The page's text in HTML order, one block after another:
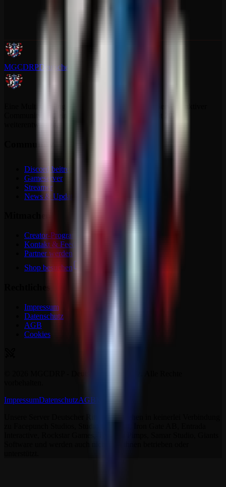
MGCDRPDeutscher Ritter Platz
Community
Discord beitreten
Gameserver
Streamer
News & Updates
Creator-Programm
Kontakt & Feedback
Partner werden
Shop besuchen
Impressum
Datenschutz
AGB
Cookies
ImpressumDatenschutzAGB